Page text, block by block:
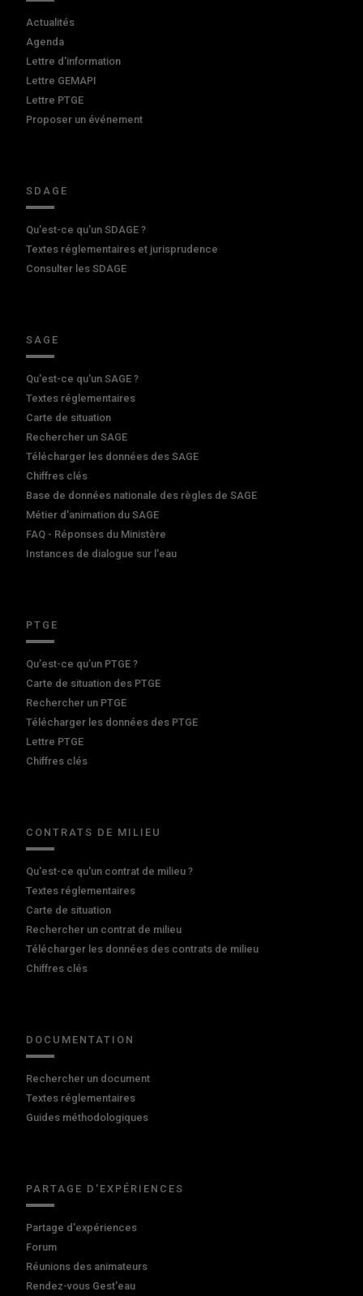
Actualités
Agenda
Lettre d'information
Lettre GEMAPI
Lettre PTGE
Proposer un événement
SDAGE
Qu'est-ce qu'un SDAGE ?
Textes réglementaires et jurisprudence
Consulter les SDAGE
SAGE
Qu'est-ce qu'un SAGE ?
Textes réglementaires
Carte de situation
Rechercher un SAGE
Télécharger les données des SAGE
Chiffres clés
Base de données nationale des règles de SAGE
Métier d'animation du SAGE
FAQ - Réponses du Ministère
Instances de dialogue sur l'eau
PTGE
Qu’est-ce qu’un PTGE ?
Carte de situation des PTGE
Rechercher un PTGE
Télécharger les données des PTGE
Lettre PTGE
Chiffres clés
CONTRATS DE MILIEU
Qu'est-ce qu'un contrat de milieu ?
Textes réglementaires
Carte de situation
Rechercher un contrat de milieu
Télécharger les données des contrats de milieu
Chiffres clés
DOCUMENTATION
Rechercher un document
Textes réglementaires
Guides méthodologiques
PARTAGE D'EXPÉRIENCES
Partage d'expériences
Forum
Réunions des animateurs
Rendez-vous Gest'eau